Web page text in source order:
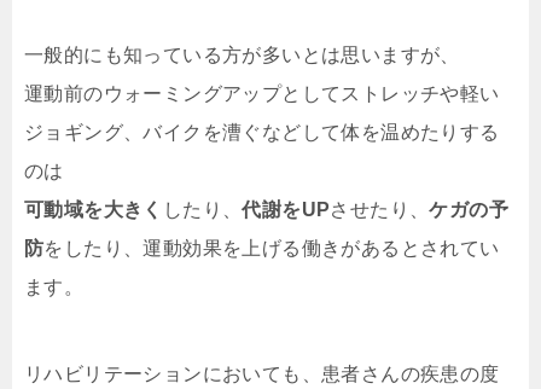
一般的にも知っている方が多いとは思いますが、
運動前のウォーミングアップとしてストレッチや軽い
ジョギング、バイクを漕ぐなどして体を温めたりする
のは
可動域を大きく したり、代謝をUPさせたり、ケガの予
防をしたり、運動効果を上げる働きがあるとされてい
ます。
リハビリテーションにおいても、患者さんの疾患の度